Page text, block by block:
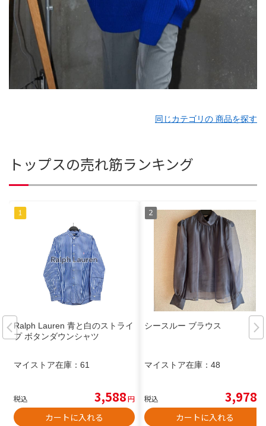
同じカテゴリの 商品を探す
トップスの売れ筋ランキング
Ralph Lauren 青と白のストライ
プ ボタンダウンシャツ
マイストア在庫： 61
税込 3,588円
カートに入れる
シースルー ブラウス
マイストア在庫： 48
税込 3,978
カートに入れる